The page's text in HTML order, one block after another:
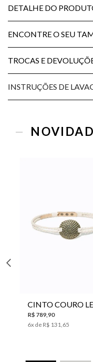
DETALHE DO
ENCONTRE O SEU
TROCAS E
INSTRUÇÕES DE
R$ 789 90
6x de R$ 131 65